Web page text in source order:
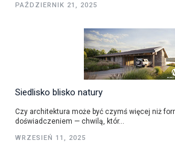
PAŹDZIERNIK 21, 2025
Siedlisko blisko natury
Czy architektura może być czymś więcej niż
doświadczeniem — chwilą, któr...
WRZESIEŃ 11, 2025